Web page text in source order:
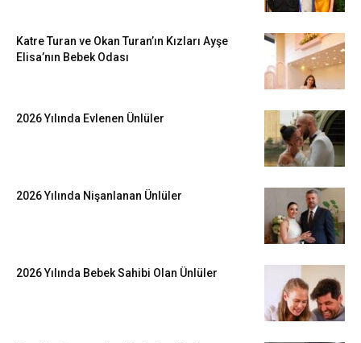
Katre Turan ve Okan Turan’ın Kızları Ayşe
Elisa’nın Bebek Odası
2026 Yılında Evlenen Ünlüler
2026 Yılında Nişanlanan Ünlüler
2026 Yılında Bebek Sahibi Olan Ünlüler